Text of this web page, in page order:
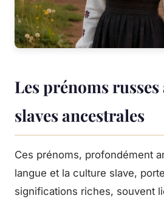
Les prénoms
slaves ancestrales
Ces prénoms, profondément
langue et la culture slave,
significations riches, souvent